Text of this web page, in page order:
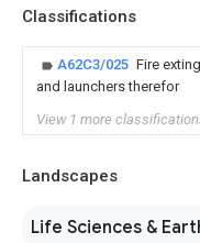
Classifications
A62C3/025 Fire
and launchers therefor
View 1 more
Landscapes
Life Sciences &